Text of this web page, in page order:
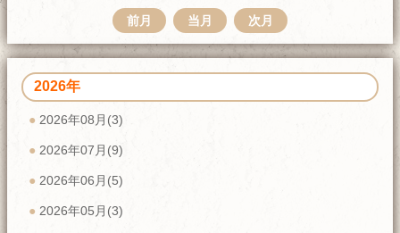
前月 当月 次月
2026年
2026年08月(3)
2026年07月(9)
2026年06月(5)
2026年05月(3)